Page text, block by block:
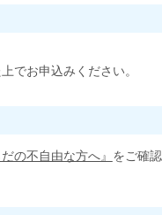
でお申込みください。
だの不自由な方へ』 をご確